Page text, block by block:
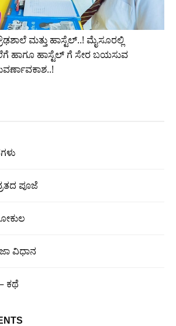
ಮತ್ತು ಹಾಸ್ಟೆಲ್..! ಮೈಸೂರಲ್ಲಿ
ಹಾಗೂ ಹಾಸ್ಟೆಲ್ ಗೆ ಸೇರ ಬಯಸುವ
ಪೂಜೆ
ವಿಧಾನ
ಕಥೆ